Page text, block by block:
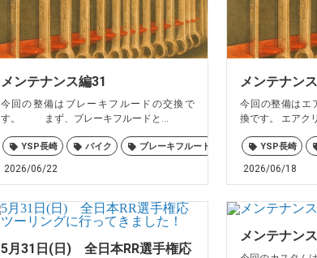
大村 島原 諫早
メンテナンス編31
今回の整備はブレーキフルードの交換で
す。 まず、ブレーキフルードと...
YSP長崎 バイク ブレーキフルード メンテナンス
2026/06/22
メンテナン
今回の整備はエ
換です。 エアク
YSP長崎
2026/06/18
5月31日(日) 全日本RR選手権応
メンテナン